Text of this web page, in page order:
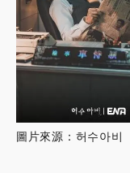
圖片來源：허수아비